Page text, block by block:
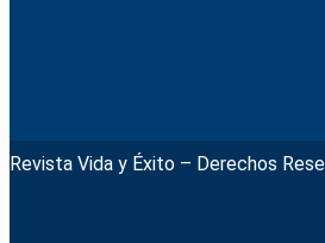
Revista Vida y Éxito – Derechos